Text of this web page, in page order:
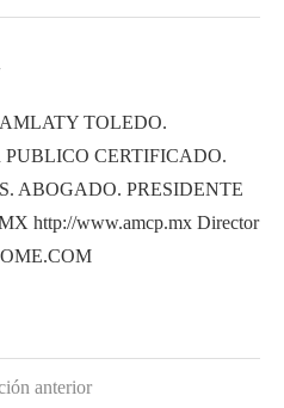
TOLEDO.
CERTIFICADO.
ABOGADO. PRESIDENTE
http://www.amcp.mx Director
anterior